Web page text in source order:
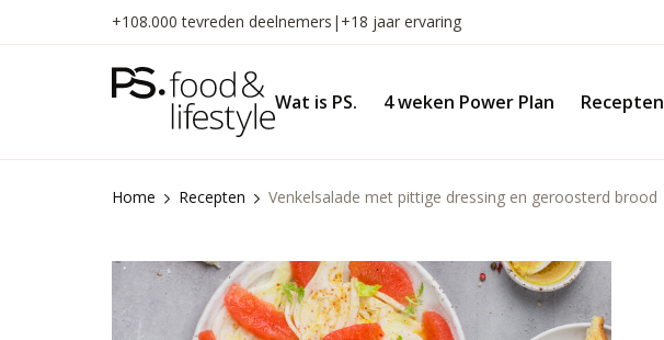
inhoud
+108.000 tevreden deelnemers | +18 jaar ervaring
Wat is PS. 4 weken Power Plan Recepten
Home Recepten Venkelsalade met pittige dressing en geroosterd brood